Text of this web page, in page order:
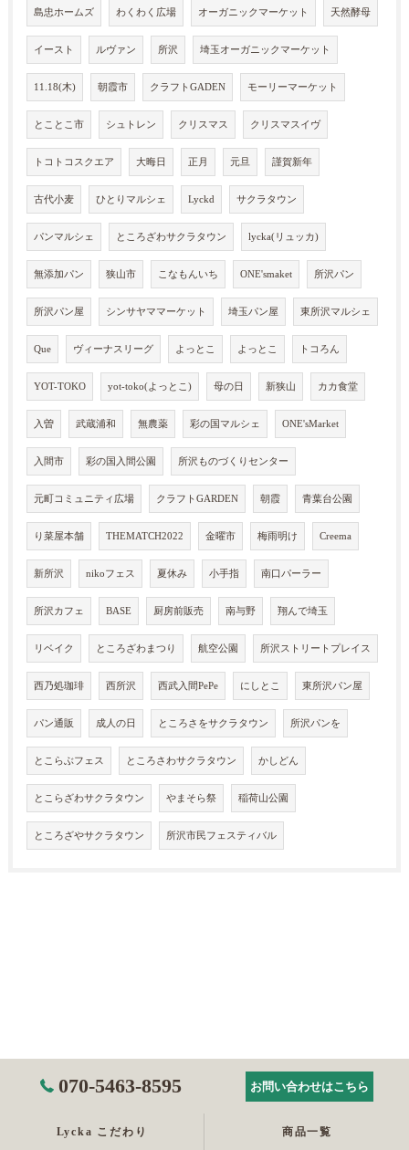
島忠ホームズ わくわく広場 オーガニックマーケット 天然酵母
イースト ルヴァン 所沢 埼玉オーガニックマーケット
11.18(木) 朝霞市 クラフトGADEN モーリーマーケット
とことこ市 シュトレン クリスマス クリスマスイヴ
トコトコスクエア 大晦日 正月 元旦 謹賀新年
古代小麦 ひとりマルシェ Lyckd サクラタウン
パンマルシェ ところざわサクラタウン lycka(リュッカ)
無添加パン 狭山市 こなもんいち ONE'smaket 所沢パン
所沢パン屋 シンサヤママーケット 埼玉パン屋 東所沢マルシェ
Que ヴィーナスリーグ よっとこ よっとこ トコろん
YOT-TOKO yot-toko(よっとこ) 母の日 新狭山 カカ食堂
入曽 武蔵浦和 無農薬 彩の国マルシェ ONE'sMarket
入間市 彩の国入間公園 所沢ものづくりセンター
元町コミュニティ広場 クラフトGARDEN 朝霞 青葉台公園
り菜屋本舗 THEMATCH2022 金曜市 梅雨明け Creema
新所沢 nikoフェス 夏休み 小手指 南口パーラー
所沢カフェ BASE 厨房前販売 南与野 翔んで埼玉
リベイク ところざわまつり 航空公園 所沢ストリートプレイス
西乃処珈琲 西所沢 西武入間PePe にしとこ 東所沢パン屋
パン通販 成人の日 ところさをサクラタウン 所沢パンを
とこらぶフェス ところさわサクラタウン かしどん
とこらざわサクラタウン やまそら祭 稲荷山公園
ところざやサクラタウン 所沢市民フェスティバル
070-5463-8595 お問い合わせはこちら
Lycka こだわり 商品一覧